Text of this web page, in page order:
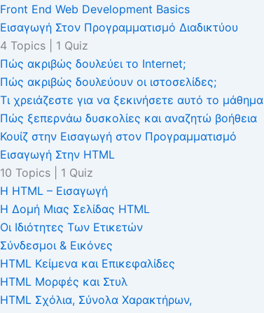
Front End Web Development Basics
Εισαγωγή Στον Προγραμματισμό Διαδικτύου
4 Topics
1 Quiz
Πώς ακριβώς δουλεύει το Internet;
Πώς ακριβώς δουλεύουν οι ιστοσελίδες;
Τι χρειάζεστε για να ξεκινήσετε αυτό το μάθημα
Πώς ξεπερνάω δυσκολίες και αναζητώ βοήθεια
Κουίζ στην Εισαγωγή στον Προγραμματισμό
Εισαγωγή Στην HTML
10 Topics
1 Quiz
H HTML – Εισαγωγή
Η Δομή Μιας Σελίδας HTML
Οι Iδιότητες Tων Eτικετών
Σύνδεσμοι & Εικόνες
HTML Κείμενα και Επικεφαλίδες
HTML Μορφές και Στυλ
HTML Σχόλια, Σύνολα Χαρακτήρων,